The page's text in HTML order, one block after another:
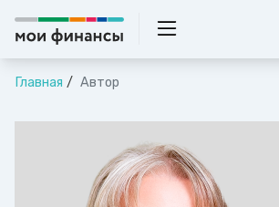
Главная Автор